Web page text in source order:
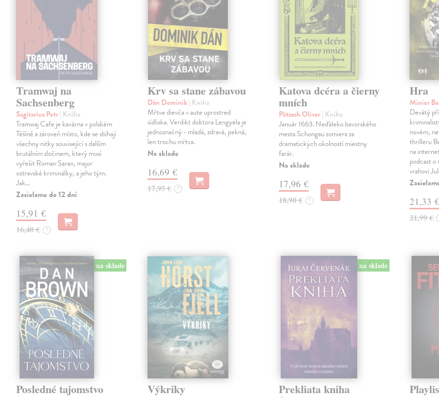
Tramwaj na
Sachsenberg
Sagitarius Petr| Kniha
Tramwaj Cafe je kavárna v polském
Těšíně a zároveň místo, kde se sbíhají
všechny nitky související s dalším
brutálním zločinem, který musí
vyřešit Roman Saran, major
ostravské kriminálky, a jeho tým.
Jak…
Zasielame do 12 dní
15,91 €
16,40 € ?
Krv sa stane zábavou
Dán Dominik| Kniha
Mŕtve dievča v aute uprostred
sídliska. Verdikt doktora Lengyela je
jednoznačný - mladá, zdravá, pekná,
len trochu mŕtva.
Na sklade
16,69 €
17,95 € ?
Katova dcéra a čierny
mních
Pötzsch Oliver| Kniha
Január 1663. Neďaleko bavorského
mesta Schongau zomiera za
dramatických okolností miestny
farár.
Na sklade
17,96 €
18,90 € ?
Hra
Minier
Devátý
novém,
thrilleru
na
podcast
vrahovi
21,33 €
21,99 €
na sklade
Posledné tajomstvo Výkriky
na sklade
Prekliata kniha